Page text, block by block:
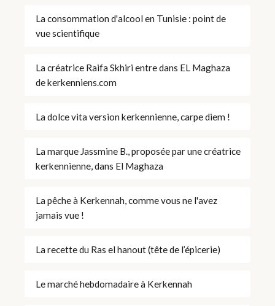
La consommation d'alcool en Tunisie : point de
vue scientifique
La créatrice Raifa Skhiri entre dans EL Maghaza
de kerkenniens.com
La dolce vita version kerkennienne, carpe diem !
La marque Jassmine B., proposée par une créatrice
kerkennienne, dans El Maghaza
La pêche à Kerkennah, comme vous ne l'avez
jamais vue !
La recette du Ras el hanout (tête de l’épicerie)
Le marché hebdomadaire à Kerkennah